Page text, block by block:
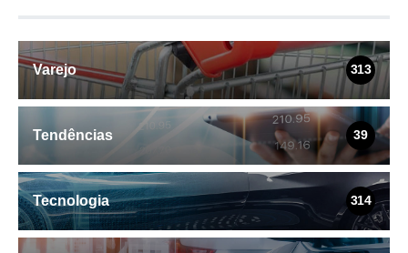
Varejo 313
Tendências 39
Tecnologia 314